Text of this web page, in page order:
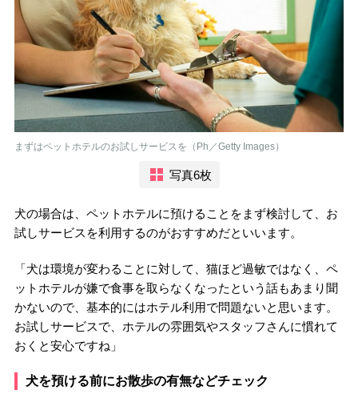
まずはペットホテルのお試しサービスを（Ph／Getty Images）
写真6枚
犬の場合は、ペットホテルに預けることをまず検討して、お
試しサービスを利用するのがおすすめだといいます。
「犬は環境が変わることに対して、猫ほど過敏ではなく、ペ
ットホテルが嫌で食事を取らなくなったという話もあまり聞
かないので、基本的にはホテル利用で問題ないと思います。
お試しサービスで、ホテルの雰囲気やスタッフさんに慣れて
おくと安心ですね」
犬を預ける前にお散歩の有無などチェック